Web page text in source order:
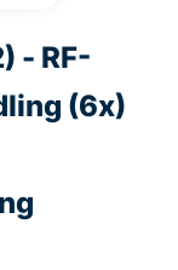
- RF-
(6x)